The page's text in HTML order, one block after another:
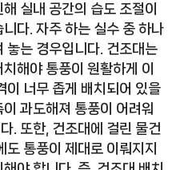
실내 공간의 습도 조절이
다. 자주 하는 실수 중 하나
놓는 경우입니다. 건조대는
해야 통풍이 원활하게 이
이 너무 좁게 배치되어 있을
과도해져 통풍이 어려워
. 또한, 건조대에 걸린 물건
통풍이 제대로 이뤄지지